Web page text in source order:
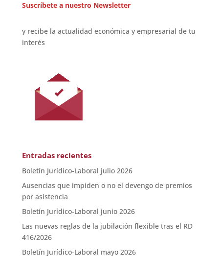
Suscríbete a nuestro Newsletter
y recibe la actualidad económica y empresarial de tu
interés
Entradas recientes
Boletín Jurídico-Laboral julio 2026
Ausencias que impiden o no el devengo de premios
por asistencia
Boletín Jurídico-Laboral junio 2026
Las nuevas reglas de la jubilación flexible tras el RD
416/2026
Boletín Jurídico-Laboral mayo 2026